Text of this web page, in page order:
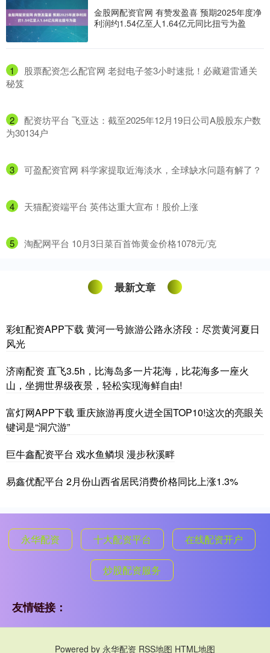
金股网配资官网 有赞发盈喜 预期2025年度净
利润约1.54亿至人1.64亿元同比扭亏为盈
1
​股票配资怎么配官网 老挝电子签3小时速批！必藏避雷通关
秘笈
2
​配资坊平台 飞亚达：截至2025年12月19日公司A股股东户数
为30134户
3 ​可盈配资官网 科学家提取近海淡水，全球缺水问题有解了？
4 ​天猫配资端平台 英伟达重大宣布！股价上涨
5 ​淘配网平台 10月3日菜百首饰黄金价格1078元/克
最新文章
彩虹配资APP下载 黄河一号旅游公路永济段：尽赏黄河夏日
风光
济南配资 直飞3.5h，比海岛多一片花海，比花海多一座火
山，坐拥世界级夜景，轻松实现海鲜自由!
富灯网APP下载 重庆旅游再度火进全国TOP10!这次的亮眼关
键词是“洞穴游”
巨牛鑫配资平台 戏水鱼鳞坝 漫步秋溪畔
易鑫优配平台 2月份山西省居民消费价格同比上涨1.3%
永华配资 十大配资平台 在线配资开户
炒股配资服务
友情链接：
Powered by 永华配资 RSS地图 HTML地图